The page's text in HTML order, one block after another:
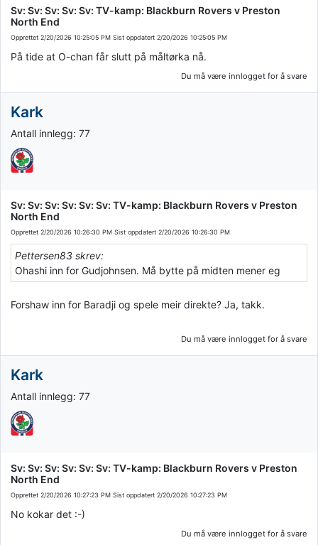
Sv: Sv: Sv: Sv: Sv: TV-kamp: Blackburn Rovers v Preston
North End
Opprettet 2/20/2026 10:25:05 PM Sist oppdatert 2/20/2026 10:25:05 PM
På tide at O-chan får slutt på måltørka nå.
Du må være innlogget for å svare
Kark
Antall innlegg: 77
Sv: Sv: Sv: Sv: Sv: Sv: TV-kamp: Blackburn Rovers v Preston
North End
Opprettet 2/20/2026 10:26:30 PM Sist oppdatert 2/20/2026 10:26:30 PM
Pettersen83 skrev:
Ohashi inn for Gudjohnsen. Må bytte på midten mener eg
Forshaw inn for Baradji og spele meir direkte? Ja, takk.
Du må være innlogget for å svare
Kark
Antall innlegg: 77
Sv: Sv: Sv: Sv: Sv: Sv: TV-kamp: Blackburn Rovers v Preston
North End
Opprettet 2/20/2026 10:27:23 PM Sist oppdatert 2/20/2026 10:27:23 PM
No kokar det :-)
Du må være innlogget for å svare